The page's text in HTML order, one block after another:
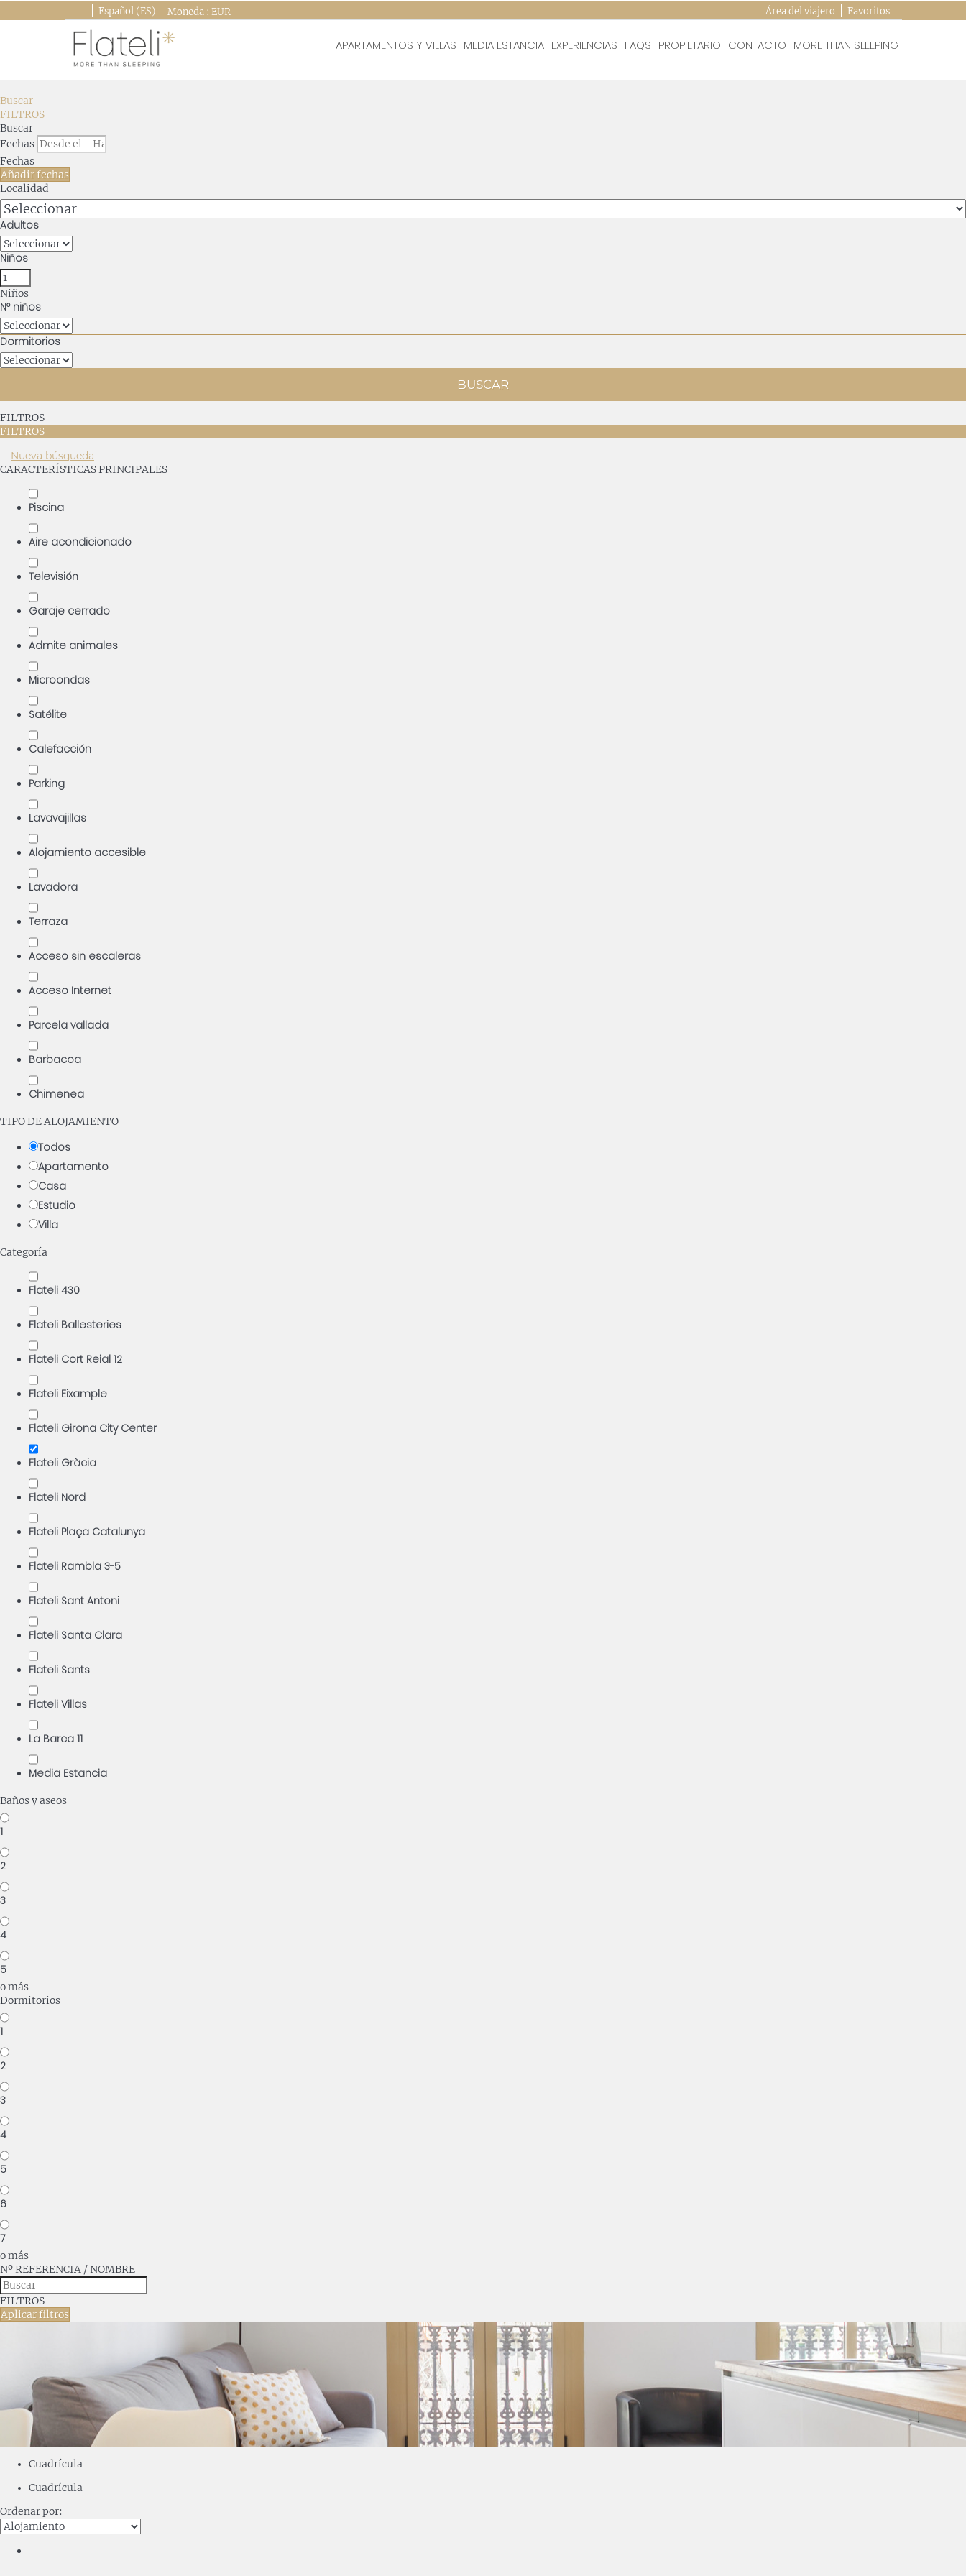
Español (ES) Moneda : EUR Favoritos
Área del viajero
APARTAMENTOS Y VILLAS MEDIA ESTANCIA EXPERIENCIAS FAQS PROPIETARIO CONTACTO MORE THAN SLEEPING
Buscar
FILTROS
Buscar
Fechas
Fechas
Añadir fechas
Localidad
Adultos
Niños
Niños
Nº niños
Dormitorios
BUSCAR
FILTROS
FILTROS
Nueva búsqueda
CARACTERÍSTICAS PRINCIPALES
Piscina
Aire acondicionado
Televisión
Garaje cerrado
Admite animales
Microondas
Satélite
Calefacción
Parking
Lavavajillas
Alojamiento accesible
Lavadora
Terraza
Acceso sin escaleras
Acceso Internet
Parcela vallada
Barbacoa
Chimenea
TIPO DE ALOJAMIENTO
Todos
Apartamento
Casa
Estudio
Villa
Categoría
Flateli 430
Flateli Ballesteries
Flateli Cort Reial 12
Flateli Eixample
Flateli Girona City Center
Flateli Gràcia
Flateli Nord
Flateli Plaça Catalunya
Flateli Rambla 3-5
Flateli Sant Antoni
Flateli Santa Clara
Flateli Sants
Flateli Villas
La Barca 11
Media Estancia
Baños y aseos
1
2
3
4
5
o más
Dormitorios
1
2
3
4
5
6
7
o más
Nº REFERENCIA / NOMBRE
FILTROS
Aplicar filtros
Cuadrícula
Cuadrícula
Ordenar por: